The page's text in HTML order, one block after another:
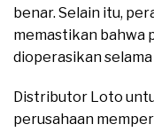
benar. Selain itu,
memastikan bahwa
dioperasikan
Distributor Loto
perusahaan